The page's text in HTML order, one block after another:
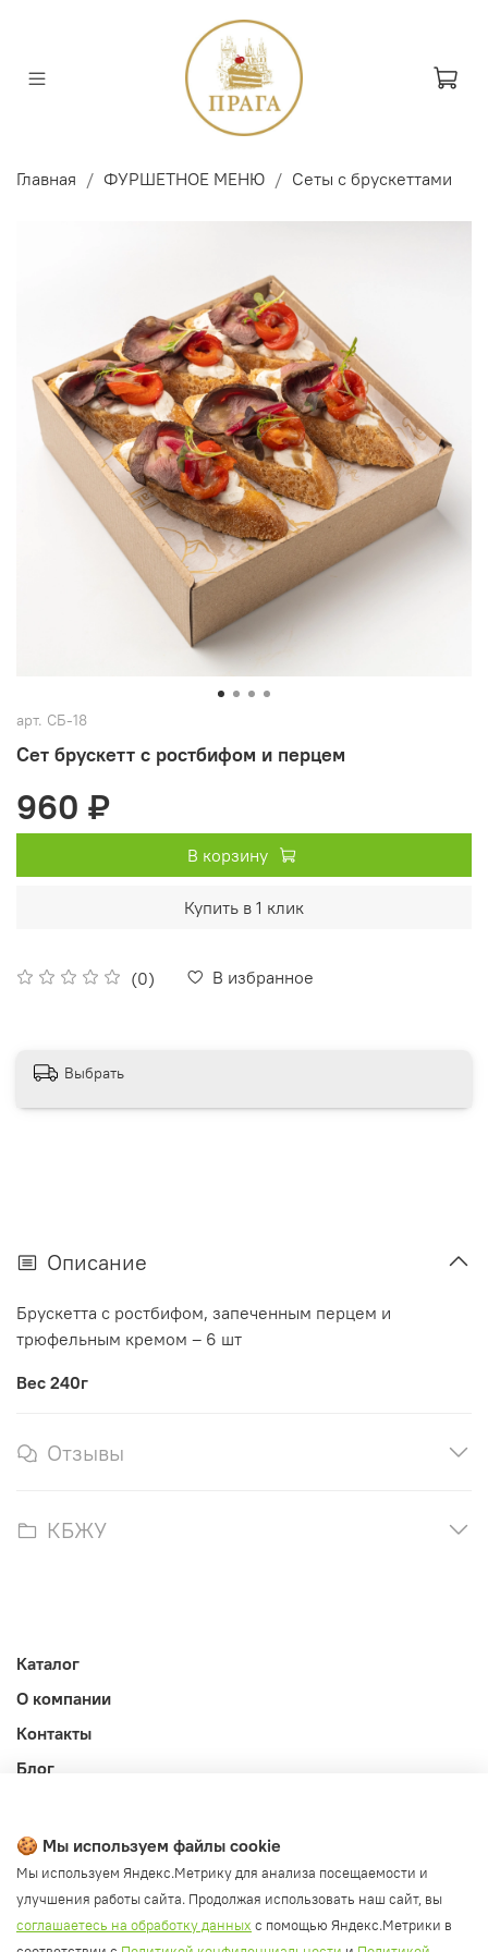
Главная ФУРШЕТНОЕ МЕНЮ Сеты с брускеттами
арт. СБ-18
Сет брускетт с ростбифом и перцем
(0) В избранное
960 ₽
В корзину
Купить в 1 клик
Выбрать
Описание
Брускетта с ростбифом, запеченным перцем и
трюфельным кремом – 6 шт
Вес 240г
Отзывы
КБЖУ
Каталог
О компании
Контакты
Блог
Публичная оферта
Политика конфиденциальности и обработки ПД
Согласие на обработку ПД
Согласие на рассылку
🍪 Мы используем файлы cookie
Мы используем Яндекс.Метрику для анализа посещаемости и
улучшения работы сайта. Продолжая использовать наш сайт, вы
соглашаетесь на обработку данных с помощью Яндекс.Метрики в